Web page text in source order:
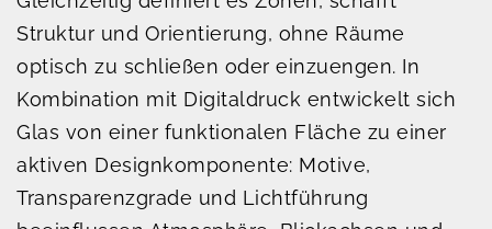
Struktur und Orientierung, ohne Räume
optisch zu schließen oder einzuengen. In
Kombination mit Digitaldruck entwickelt sich
Glas von einer funktionalen Fläche zu einer
aktiven Designkomponente: Motive,
Transparenzgrade und Lichtführung